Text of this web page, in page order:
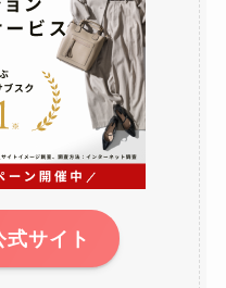
サイト